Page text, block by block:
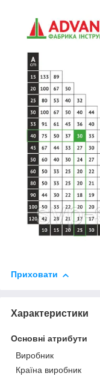
Приховати
Характеристики
Основні атрибути
Виробник
Країна виробник